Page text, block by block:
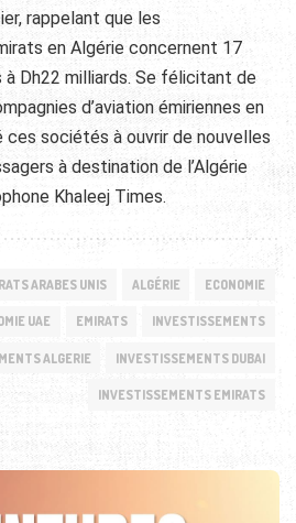
rappelant que les
en Algérie concernent 17
Dh22 milliards. Se félicitant de
d’aviation émiriennes en
sociétés à ouvrir de nouvelles
à destination de l’Algérie
Khaleej Times.
ARABES UNIS ALGÉRIE ECONOMIE
UAE EMIRATS INVESTISSEMENTS
ALGERIE INVESTISSEMENTS DUBAI
INVESTISSEMENTS EMIRATS